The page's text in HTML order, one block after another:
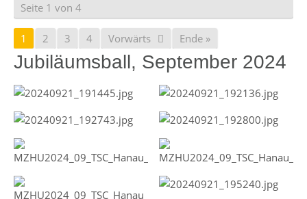
Seite 1 von 4
1 2 3 4 Vorwärts Ende »
Jubiläumsball, September 2024